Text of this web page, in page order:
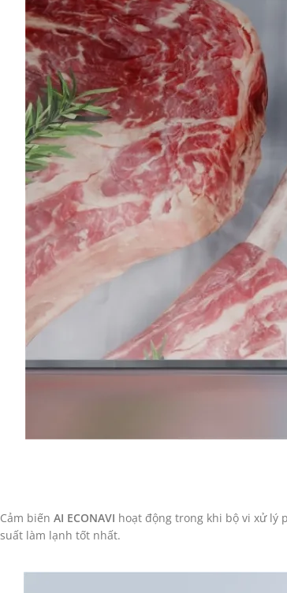
Cảm biến AI ECONAVI hoạt động trong khi bộ vi xử lý
suất làm lạnh tốt nhất.